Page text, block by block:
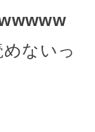
ないっ